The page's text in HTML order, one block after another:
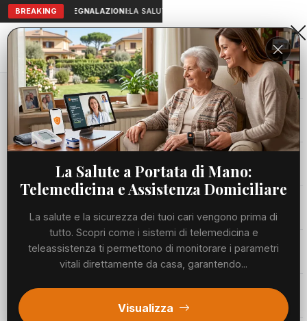
BREAKING SEGNALAZIONI:LA SALUTE A PORTATA DI MANO:
Aranova • NET
PORTALE UTILE AL TERRITORIO
Home
Cronaca
Viabilità
Utilità
Meteo
Eventi
Segnalazioni
4 articoli pubblicati
SEGNALAZIONI
La Salute a Portata di Mano:
Telemedicina e Assistenza Domiciliare
La salute e la sicurezza dei tuoi cari vengono prima di
tutto. Scopri come i sistemi di telemedicina e
teleassistenza ti permettono di monitorare i parametri
vitali direttamente da casa, garantendo...
Visualizza